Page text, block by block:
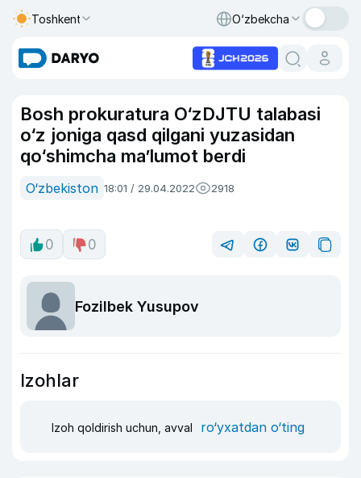
Toshkent O‘zbekcha
Bosh prokuratura O‘zDJTU talabasi
o‘z joniga qasd qilgani yuzasidan
qo‘shimcha ma’lumot berdi
O‘zbekiston 18:01 / 29.04.2022 2918
0 0
Fozilbek Yusupov
Izohlar
Izoh qoldirish uchun, avval ro‘yxatdan o‘ting